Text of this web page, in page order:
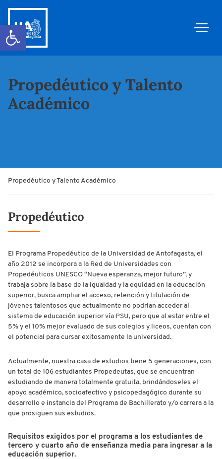
Abrir barra de herramientas
Propedéutico y Talento
Académico
Propedéutico y Talento Académico
Propedéutico
El Programa Propedéutico de la Universidad de Antofagasta, el
año 2012 se incorpora a la Red de Universidades con
Propedéuticos UNESCO “Nueva esperanza, mejor futuro”, y
trabaja sobre la base de la igualdad y la equidad en la educación
superior, busca ampliar el acceso, retención y titulación de
jóvenes talentosos que actualmente no podrían acceder al
sistema de educación superior vía PSU, pero que al estar entre el
5% y el 10% mejor evaluado de sus colegios y liceos, cuentan con
el potencial para cursar exitosamente la universidad.
Actualmente, nuestra casa de estudios tiene 5 generaciones, con
un total de 106 estudiantes Propedeutas, que se encuentran
estudiando de manera totalmente gratuita, brindándoseles el
apoyo académico, socioafectivo y psicopedagógico durante su
desarrollo e instancia del Programa de Bachillerato y/o carrera a la
que prosiguen sus estudios.
Requisitos exigidos por el programa a los estudiantes de
tercero y cuarto año de enseñanza media para ingresar a la
educación superior.